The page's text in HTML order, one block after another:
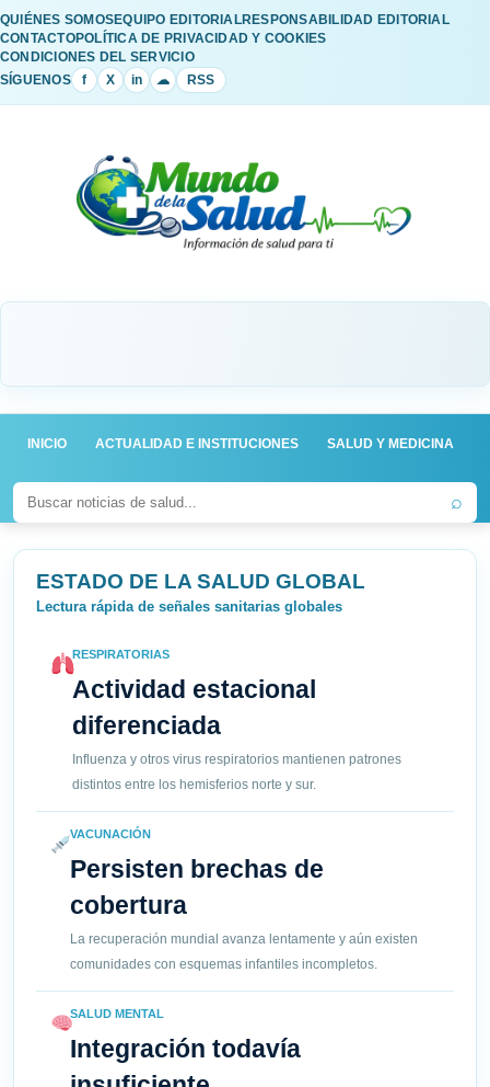
QUIÉNES SOMOSEQUIPO EDITORIALRESPONSABILIDAD EDITORIAL
CONTACTOPOLÍTICA DE PRIVACIDAD Y COOKIES
CONDICIONES DEL SERVICIO
SÍGUENOS
f X in ☁ RSS
INICIO ACTUALIDAD E INSTITUCIONES SALUD Y MEDICINA
⌕
ESTADO DE LA SALUD GLOBAL
Lectura rápida de señales sanitarias globales
RESPIRATORIAS
Actividad estacional
diferenciada
Influenza y otros virus respiratorios mantienen patrones
distintos entre los hemisferios norte y sur.
VACUNACIÓN
Persisten brechas de
cobertura
La recuperación mundial avanza lentamente y aún existen
comunidades con esquemas infantiles incompletos.
SALUD MENTAL
Integración todavía